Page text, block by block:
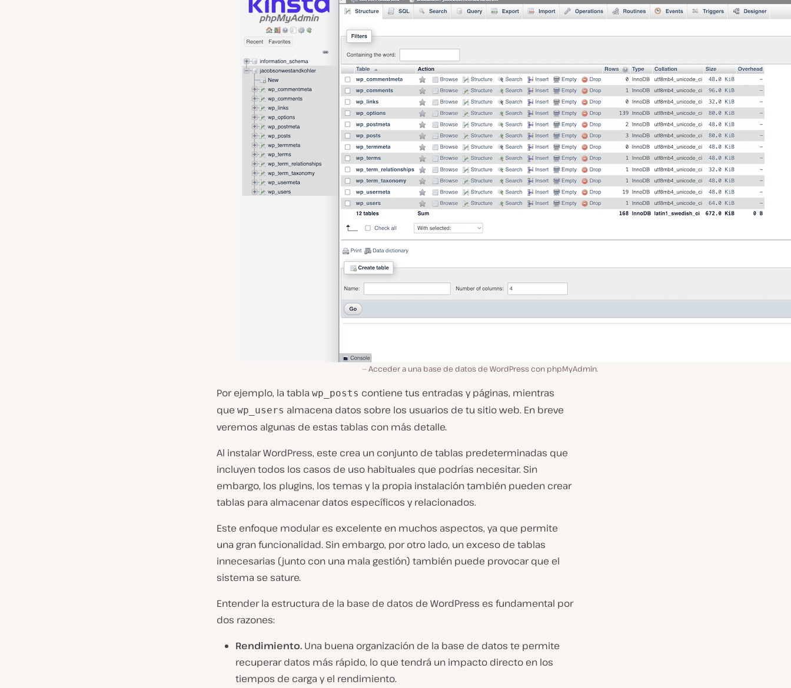
Acceder a una base de datos de WordPress con phpMyAdmin.
Por ejemplo, la tabla wp_posts contiene tus entradas y páginas, mientras
que wp_users almacena datos sobre los usuarios de tu sitio web. En breve
veremos algunas de estas tablas con más detalle.
Al instalar WordPress, este crea un conjunto de tablas predeterminadas que
incluyen todos los casos de uso habituales que podrías necesitar. Sin
embargo, los plugins, los temas y la propia instalación también pueden crear
tablas para almacenar datos específicos y relacionados.
Este enfoque modular es excelente en muchos aspectos, ya que permite
una gran funcionalidad. Sin embargo, por otro lado, un exceso de tablas
innecesarias (junto con una mala gestión) también puede provocar que el
sistema se sature.
Entender la estructura de la base de datos de WordPress es fundamental por
dos razones:
Rendimiento. Una buena organización de la base de datos te permite
recuperar datos más rápido, lo que tendrá un impacto directo en los
tiempos de carga y el rendimiento.